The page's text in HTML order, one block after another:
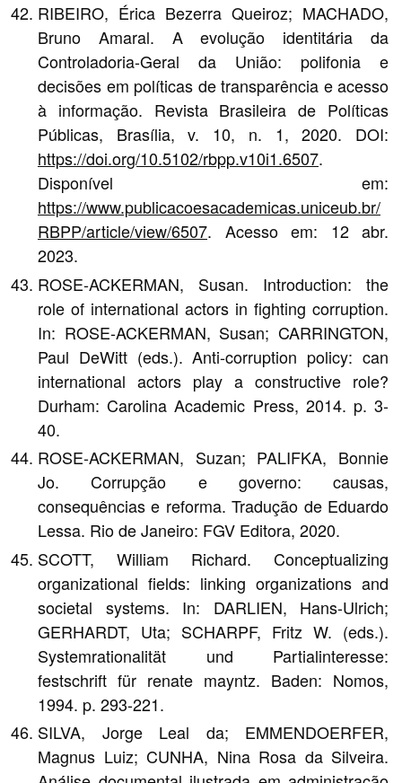
RIBEIRO, Érica Bezerra Queiroz; MACHADO,
Bruno Amaral. A evolução identitária da
Controladoria-Geral da União: polifonia e
decisões em políticas de transparência e acesso
à informação. Revista Brasileira de Políticas
Públicas, Brasília, v. 10, n. 1, 2020. DOI:
https://doi.org/10.5102/rbpp.v10i1.6507.
Disponível em:
https://www.publicacoesacademicas.uniceub.br/
RBPP/article/view/6507. Acesso em: 12 abr.
2023.
ROSE-ACKERMAN, Susan. Introduction: the
role of international actors in fighting corruption.
In: ROSE-ACKERMAN, Susan; CARRINGTON,
Paul DeWitt (eds.). Anti-corruption policy: can
international actors play a constructive role?
Durham: Carolina Academic Press, 2014. p. 3-
40.
ROSE-ACKERMAN, Suzan; PALIFKA, Bonnie
Jo. Corrupção e governo: causas,
consequências e reforma. Tradução de Eduardo
Lessa. Rio de Janeiro: FGV Editora, 2020.
SCOTT, William Richard. Conceptualizing
organizational fields: linking organizations and
societal systems. In: DARLIEN, Hans-Ulrich;
GERHARDT, Uta; SCHARPF, Fritz W. (eds.).
Systemrationalität und Partialinteresse:
festschrift für renate mayntz. Baden: Nomos,
1994. p. 293-221.
SILVA, Jorge Leal da; EMMENDOERFER,
Magnus Luiz; CUNHA, Nina Rosa da Silveira.